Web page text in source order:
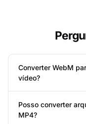
Converter WebM
vídeo?
Posso converter
MP4?